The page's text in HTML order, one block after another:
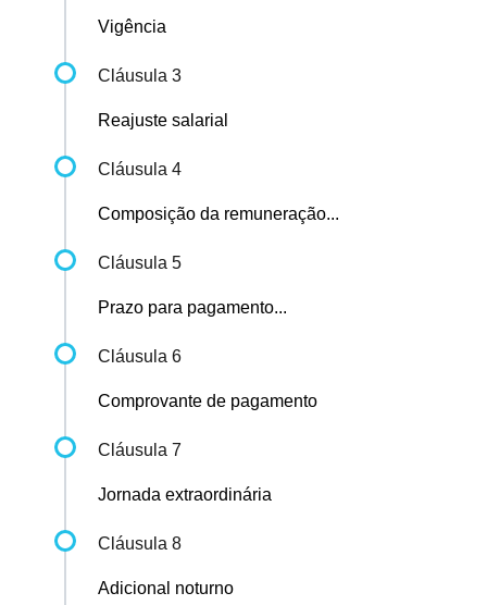
Vigência
Cláusula 3
Reajuste salarial
Cláusula 4
Composição da remuneração...
Cláusula 5
Prazo para pagamento...
Cláusula 6
Comprovante de pagamento
Cláusula 7
Jornada extraordinária
Cláusula 8
Adicional noturno